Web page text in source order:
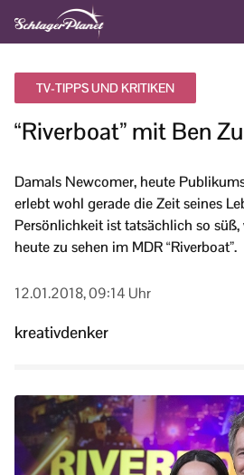
TV-TIPPS UND KRITIKEN
“Riverboat” mit Ben
Damals Newcomer, heute
erlebt wohl gerade die Zeit seines
Persönlichkeit ist tatsächlich so
heute zu sehen im MDR “Riverboat”.
12.01.2018, 09:14 Uhr
kreativdenker